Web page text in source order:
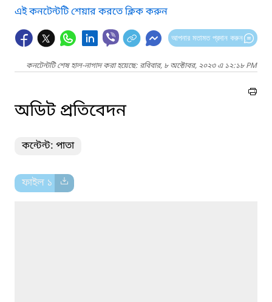
এই কনটেন্টটি শেয়ার করতে ক্লিক করুন
আপনার মতামত প্রদান করুন
কনটেন্টটি শেষ হাল-নাগাদ করা হয়েছে: রবিবার, ৮ অক্টোবর, ২০২৩ এ ১২:১৮ PM
অডিট প্রতিবেদন
কন্টেন্ট: পাতা
ফাইল ১